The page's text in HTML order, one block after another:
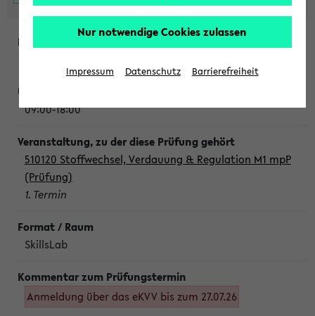
09:00-18:00
510120 Stoffwechsel, Verdauung & Regulation M1 mpP
(Prüfung)
1. Termin
SkillsLab
Anmeldung über das eKVV bis zum 27.07.26
Nur notwendige Cookies zulassen
Impressum Datenschutz Barrierefreiheit